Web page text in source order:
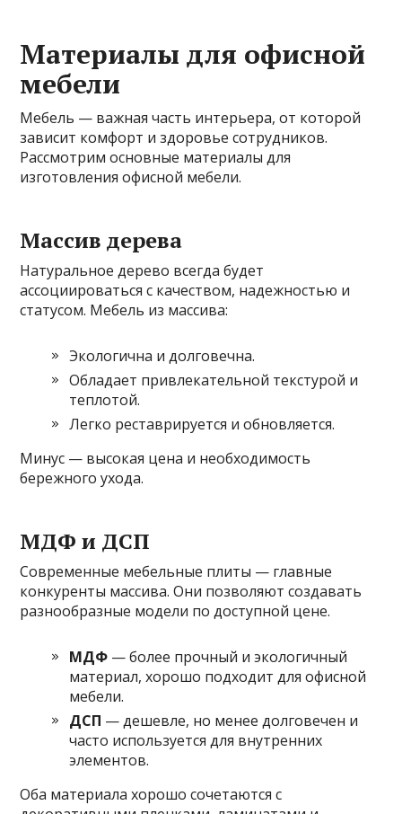
Материалы для офисной
мебели
Мебель — важная часть интерьера, от которой
зависит комфорт и здоровье сотрудников.
Рассмотрим основные материалы для
изготовления офисной мебели.
Массив дерева
Натуральное дерево всегда будет
ассоциироваться с качеством, надежностью и
статусом. Мебель из массива:
Экологична и долговечна.
Обладает привлекательной текстурой и
теплотой.
Легко реставрируется и обновляется.
Минус — высокая цена и необходимость
бережного ухода.
МДФ и ДСП
Современные мебельные плиты — главные
конкуренты массива. Они позволяют создавать
разнообразные модели по доступной цене.
МДФ — более прочный и экологичный
материал, хорошо подходит для офисной
мебели.
ДСП — дешевле, но менее долговечен и
часто используется для внутренних
элементов.
Оба материала хорошо сочетаются с